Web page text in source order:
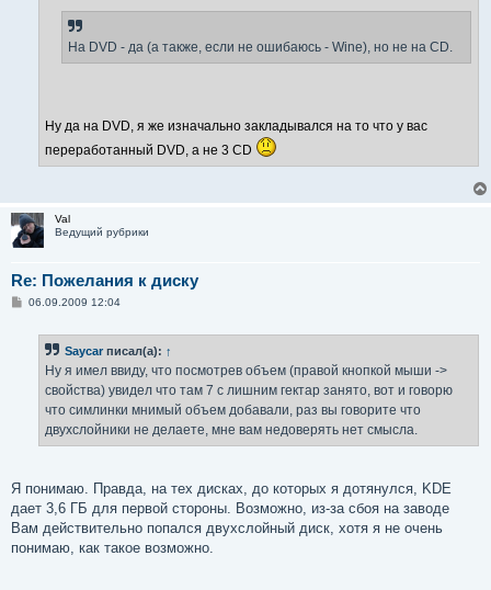
На DVD - да (а также, если не ошибаюсь - Wine), но не на CD.
Ну да на DVD, я же изначально закладывался на то что у вас
переработанный DVD, а не 3 CD
Val
Ведущий рубрики
Re: Пожелания к диску
С06.09.2009 12:04
Saycar писал(а): ↑
Ну я имел ввиду, что посмотрев объем (правой кнопкой мыши ->
свойства) увидел что там 7 с лишним гектар занято, вот и говорю
что симлинки мнимый объем добавали, раз вы говорите что
двухслойники не делаете, мне вам недоверять нет смысла.
Я понимаю. Правда, на тех дисках, до которых я дотянулся, KDE
дает 3,6 ГБ для первой стороны. Возможно, из-за сбоя на заводе
Вам действительно попался двухслойный диск, хотя я не очень
понимаю, как такое возможно.